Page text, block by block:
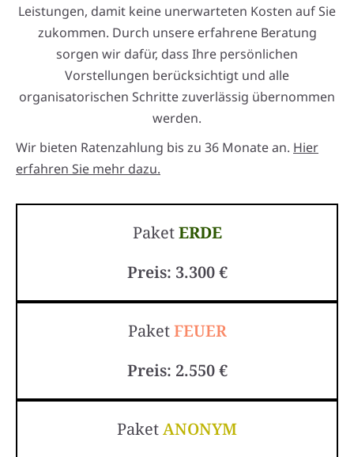
Leistungen, damit keine unerwarteten Kosten auf Sie
zukommen. Durch unsere erfahrene Beratung
sorgen wir dafür, dass Ihre persönlichen
Vorstellungen berücksichtigt und alle
organisatorischen Schritte zuverlässig übernommen
werden.
Wir bieten Ratenzahlung bis zu 36 Monate an. Hier
erfahren Sie mehr dazu.
PaketERDE
Preis: 3.300 €
PaketFEUER
Preis: 2.550 €
PaketANONYM